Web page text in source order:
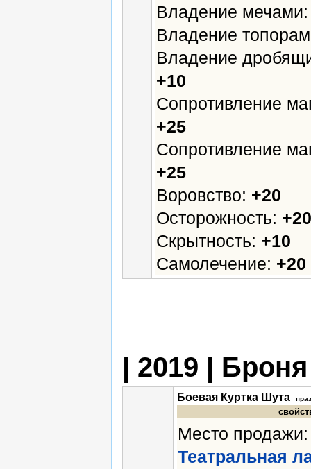
Владение
Владение
Владение
+10
Сопротивление
+25
Сопротивление
+25
Воровство: +20
Осторожность: +20
Скрытность: +10
Самолечение: +20
| 2019 | Броня
Боевая Куртка Шута
Место продажи:
Театральная